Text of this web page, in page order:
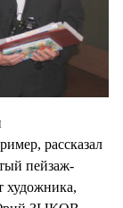
рассказал
пейзаж-
художника,